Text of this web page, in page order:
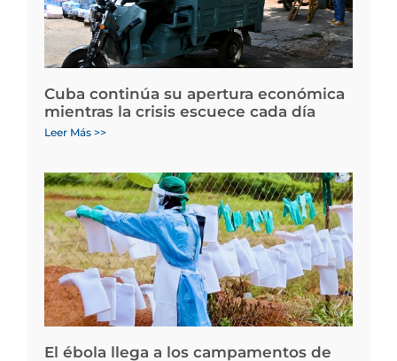
Cuba continúa su apertura económica
mientras la crisis escuece cada día
Leer Más >>
El ébola llega a los campamentos de